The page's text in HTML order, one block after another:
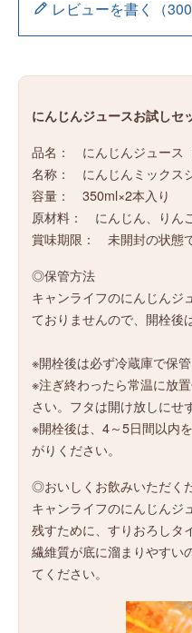
レビューを書く（
にんじんジュースお試しセ
品名： にんじんジュース
名称： にんじんミックス
容量： 350ml×2本入り
原材料： にんじん、りん
賞味期限： 未開封の状態
◎保管方法
キャンライフのにんじんジ
ておりませんので、開栓後
※開栓後は必ず冷蔵庫で保管
※注ぎ終わったら常温に放
さい。フタは開け放しにせ
※開栓後は、4～5日間以内
がりください。
◎おいしくお飲みいただく
キャンライフのにんじんジ
残すために、すりおろしタ
繊維質が底に溜まりやすい
てください。